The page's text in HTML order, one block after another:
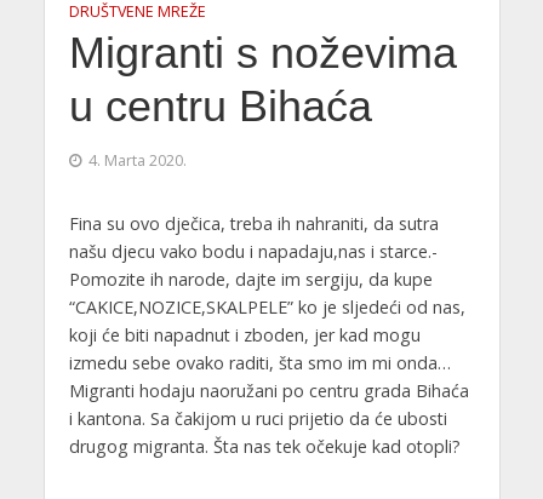
DRUŠTVENE MREŽE
Migranti s noževima
u centru Bihaća
4. Marta 2020.
Fina su ovo dječica, treba ih nahraniti, da sutra
našu djecu vako bodu i napadaju,nas i starce.-
Pomozite ih narode, dajte im sergiju, da kupe
“CAKICE,NOZICE,SKALPELE” ko je sljedeći od nas,
koji će biti napadnut i zboden, jer kad mogu
izmedu sebe ovako raditi, šta smo im mi onda…
Migranti hodaju naoružani po centru grada Bihaća
i kantona. Sa čakijom u ruci prijetio da će ubosti
drugog migranta. Šta nas tek očekuje kad otopli?